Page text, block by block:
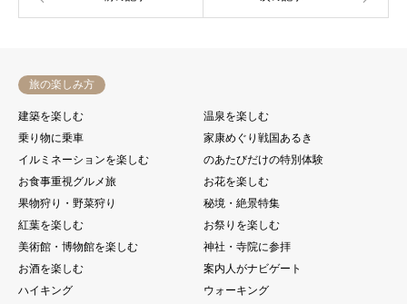
旅の楽しみ方
建築を楽しむ
温泉を楽しむ
乗り物に乗車
家康めぐり戦国あるき
イルミネーションを楽しむ
のあたびだけの特別体験
お食事重視グルメ旅
お花を楽しむ
果物狩り・野菜狩り
秘境・絶景特集
紅葉を楽しむ
お祭りを楽しむ
美術館・博物館を楽しむ
神社・寺院に参拝
お酒を楽しむ
案内人がナビゲート
ハイキング
ウォーキング